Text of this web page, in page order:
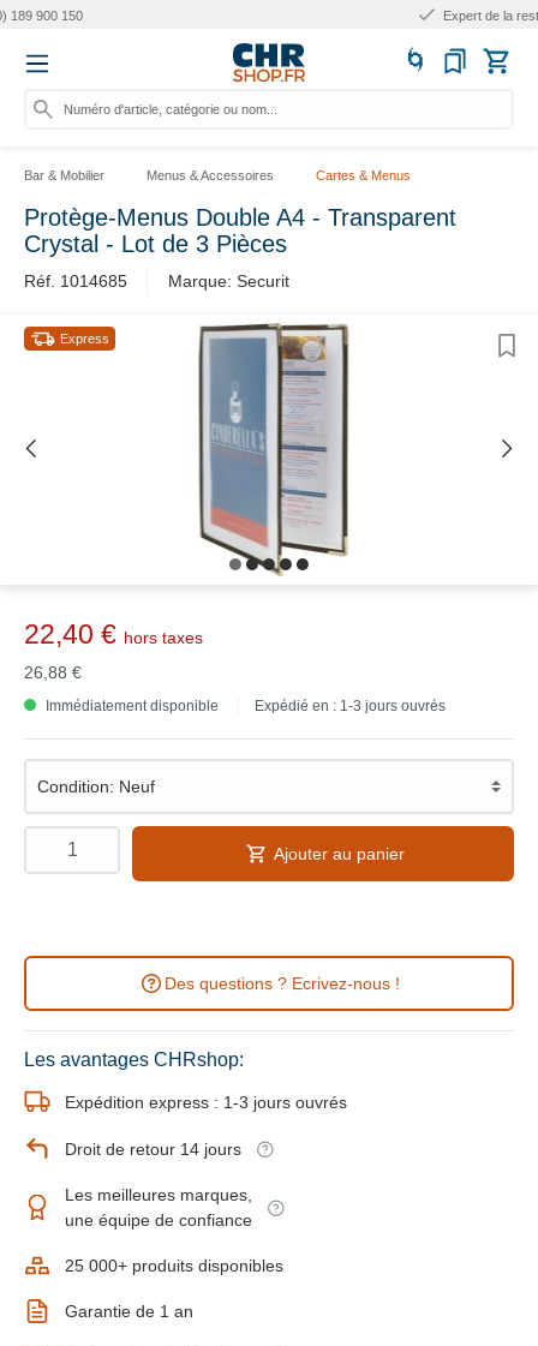
Numéro d'article, catégorie ou nom...
Bar & Mobilier Menus & Accessoires Cartes & Menus
Protège-Menus Double A4 - Transparent
Crystal - Lot de 3 Pièces
Réf. 1014685 Marque: Securit
Express
22,40 € hors taxes
26,88 €
Immédiatement disponible Expédié en : 1-3 jours ouvrés
Ajouter au panier
Des questions ? Ecrivez-nous !
Les avantages CHRshop:
Expédition express : 1-3 jours ouvrés
Droit de retour 14 jours
Les meilleures marques,
une équipe de confiance
25 000+ produits disponibles
Garantie de 1 an